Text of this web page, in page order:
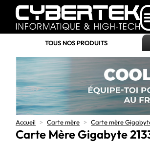
TOUS NOS PRODUITS
Accueil > Carte mère > Carte mère
Carte Mère Gigabyte